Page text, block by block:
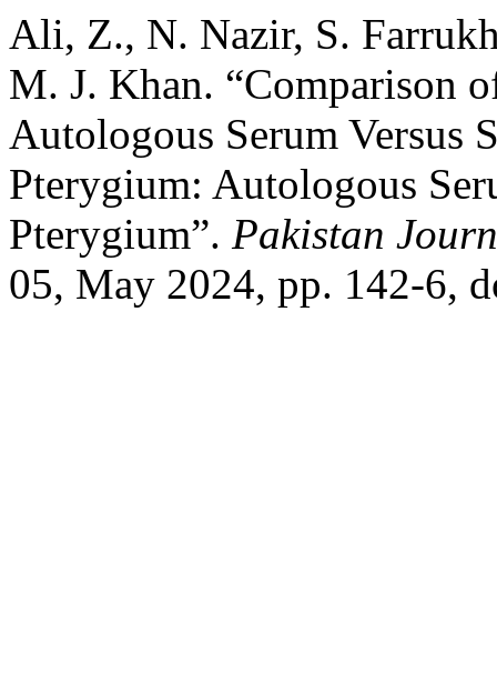
Ali, Z., N. Nazir, S.
M. J. Khan. “Comparison
Autologous Serum Versus
Pterygium: Autologous
Pterygium”. Pakistan
05, May 2024, pp. 142-6,